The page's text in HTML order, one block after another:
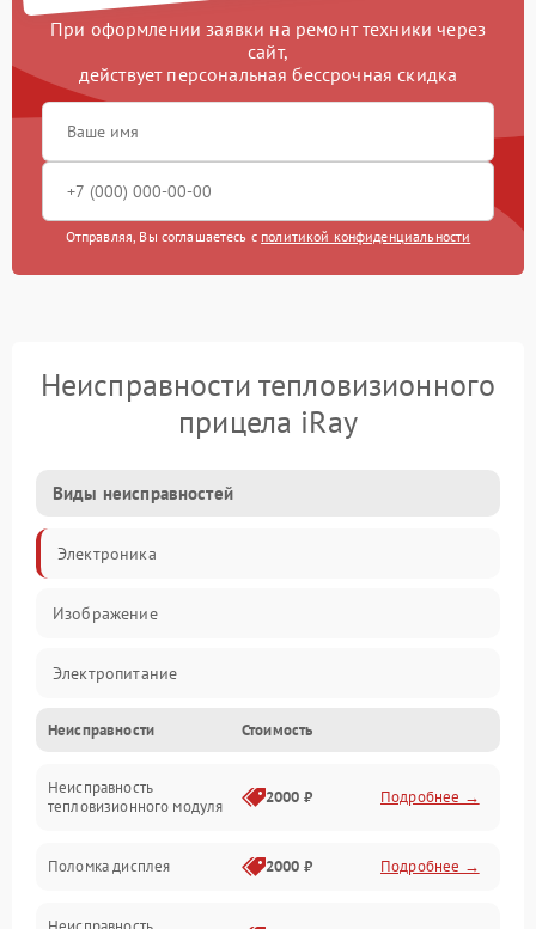
При оформлении заявки на ремонт техники через
сайт,
действует персональная бессрочная скидка
Отправляя, Вы соглашаетесь с политикой конфиденциальности
Неисправности тепловизионного
прицела iRay
Виды неисправностей
Электроника
Изображение
Электропитание
Измерения
Матрица
Неисправности Стоимость
Неисправность
тепловизионного модуля
2000 ₽ Подробнее →
Поломка дисплея 2000 ₽ Подробнее →